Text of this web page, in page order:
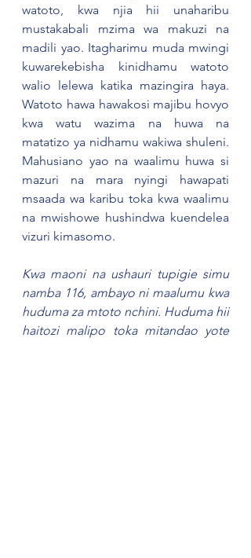
watoto, kwa njia hii unaharibu
mustakabali mzima wa makuzi na
madili yao. Itagharimu muda mwingi
kuwarekebisha kinidhamu watoto
walio lelewa katika mazingira haya.
Watoto hawa hawakosi majibu hovyo
kwa watu wazima na huwa na
matatizo ya nidhamu wakiwa shuleni.
Mahusiano yao na waalimu huwa si
mazuri na mara nyingi hawapati
msaada wa karibu toka kwa waalimu
na mwishowe hushindwa kuendelea
vizuri kimasomo.
Kwa maoni na ushauri tupigie simu
namba 116, ambayo ni maalumu kwa
huduma za mtoto nchini. Huduma hii
haitozi malipo toka mitandao yote